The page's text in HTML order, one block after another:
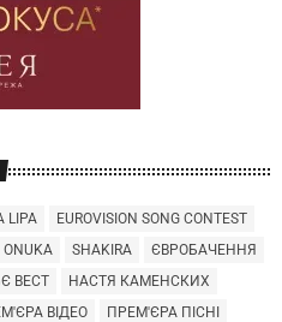
LIPA
EUROVISION SONG CONTEST
ONUKA SHAKIRA
ЄВРОБАЧЕННЯ
ВЕСТ
НАСТЯ КАМЕНСКИХ
ВІДЕО
ПРЕМ'ЄРА ПІСНІ